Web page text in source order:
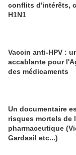
conflits d'intérêts,
H1N1
Vaccin anti-HPV :
accablante pour
des médicaments
Un documentaire
risques mortels de
pharmaceutique
Gardasil etc...)